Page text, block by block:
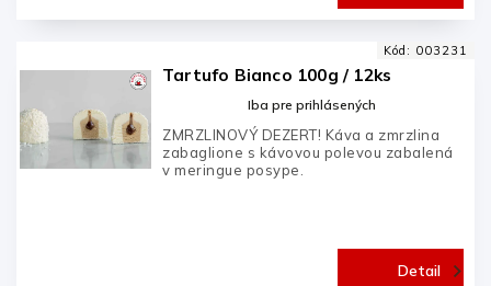
Tartufo Bianco 100g / 12ks
Iba pre prihlásených
Detail
ZMRZLINOVÝ DEZERT! Káva a zmrzlina
zabaglione s kávovou polevou zabalená
v meringue posype.
Kód: 003231